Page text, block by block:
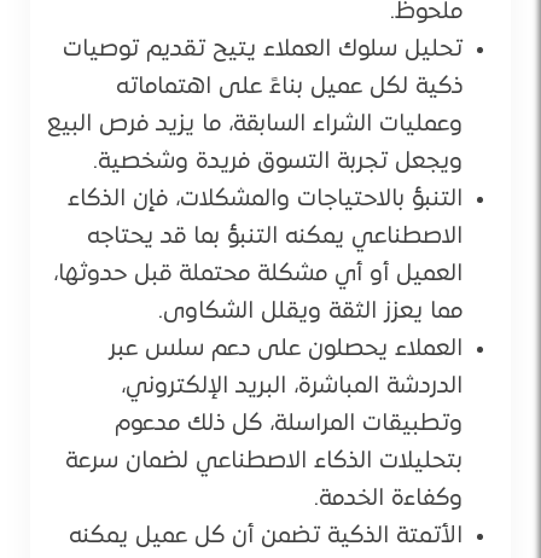
ملحوظ.
تحليل سلوك العملاء يتيح تقديم توصيات
ذكية لكل عميل بناءً على اهتماماته
وعمليات الشراء السابقة، ما يزيد فرص البيع
ويجعل تجربة التسوق فريدة وشخصية.
التنبؤ بالاحتياجات والمشكلات، فإن الذكاء
الاصطناعي يمكنه التنبؤ بما قد يحتاجه
العميل أو أي مشكلة محتملة قبل حدوثها،
مما يعزز الثقة ويقلل الشكاوى.
العملاء يحصلون على دعم سلس عبر
الدردشة المباشرة، البريد الإلكتروني،
وتطبيقات المراسلة، كل ذلك مدعوم
بتحليلات الذكاء الاصطناعي لضمان سرعة
وكفاءة الخدمة.
الأتمتة الذكية تضمن أن كل عميل يمكنه